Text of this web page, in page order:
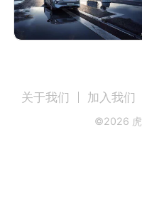
关于我们 加入我们
©2026